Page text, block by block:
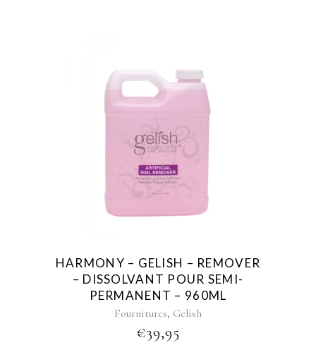
HARMONY – GELISH – REMOVER
– DISSOLVANT POUR SEMI-
PERMANENT – 960ML
Fournitures, Gelish
€39,95